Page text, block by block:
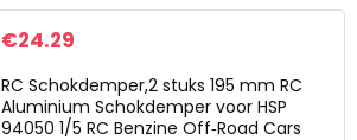
€24.29
RC Schokdemper,2 stuks 195 mm RC
Aluminium Schokdemper voor HSP
94050 1/5 RC Benzine Off‑Road Cars